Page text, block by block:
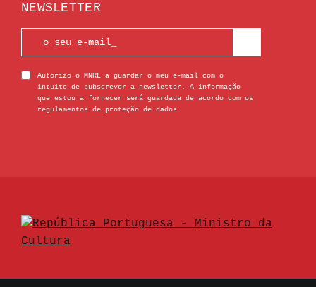
NEWSLETTER
Autorizo o MNRL a guardar o meu e-mail com o
intuito de subscrever a newsletter. A informação
que estou a fornecer será guardada de acordo com os
regulamentos de proteção de dados.